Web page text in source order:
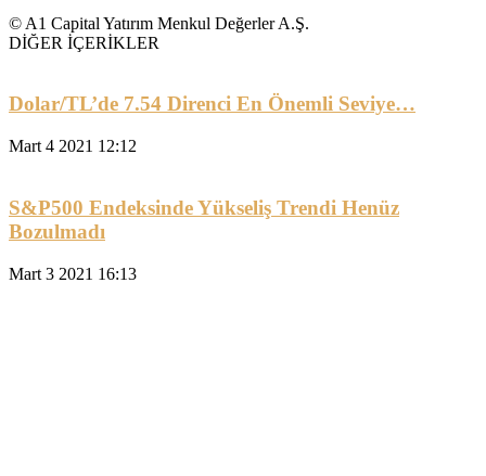
© A1 Capital Yatırım Menkul Değerler A.Ş.
DİĞER İÇERİKLER
Dolar/TL’de 7.54 Direnci En Önemli Seviye…
Mart 4 2021 12:12
S&P500 Endeksinde Yükseliş Trendi Henüz
Bozulmadı
Mart 3 2021 16:13